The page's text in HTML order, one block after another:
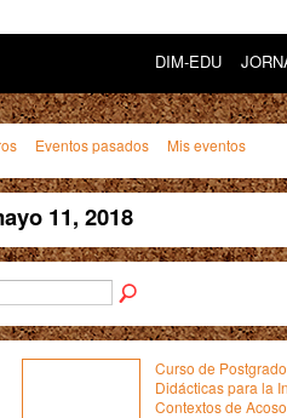
DIM-EDU
Eventos pasados Mis eventos
11, 2018
Curso de
Didácticas para la
Contextos de